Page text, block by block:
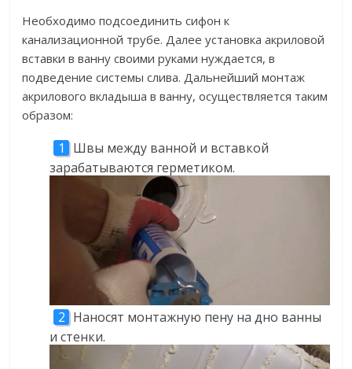
Необходимо подсоединить сифон к
канализационной трубе. Далее установка акриловой
вставки в ванну своими руками нуждается, в
подведение системы слива. Дальнейший монтаж
акрилового вкладыша в ванну, осуществляется таким
образом:
Швы между ванной и вставкой
зарабатываются герметиком.
Наносят монтажную пену на дно ванны
и стенки.